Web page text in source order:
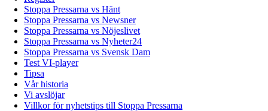
Stoppa Pressarna vs Hänt
Stoppa Pressarna vs Newsner
Stoppa Pressarna vs Nöjeslivet
Stoppa Pressarna vs Nyheter24
Stoppa Pressarna vs Svensk Dam
Test VI-player
Tipsa
Vår historia
Vi avslöjar
Villkor för nyhetstips till Stoppa Pressarna